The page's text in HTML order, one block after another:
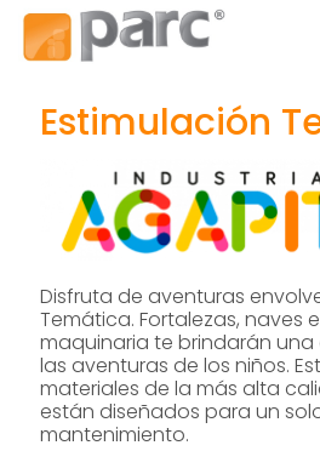
Estimulación
Disfruta de aventuras
Temática. Fortalezas, naves
maquinaria te brindarán una
las aventuras de los niños.
materiales de la más alta
están diseñados para un
mantenimiento.